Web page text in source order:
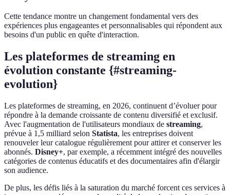
Cette tendance montre un changement fondamental vers des
expériences plus engageantes et personnalisables qui répondent aux
besoins d'un public en quête d'interaction.
Les plateformes de streaming en
évolution constante {#streaming-
evolution}
Les plateformes de streaming, en 2026, continuent d’évoluer pour
répondre à la demande croissante de contenu diversifié et exclusif.
Avec l'augmentation de l'utilisateurs mondiaux de streaming,
prévue à 1,5 milliard selon Statista, les entreprises doivent
renouveler leur catalogue régulièrement pour attirer et conserver les
abonnés. Disney+, par exemple, a récemment intégré des nouvelles
catégories de contenus éducatifs et des documentaires afin d'élargir
son audience.
De plus, les défis liés à la saturation du marché forcent ces services à